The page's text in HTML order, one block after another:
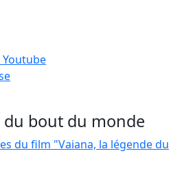
du bout du monde
du film "Vaiana, la légende du